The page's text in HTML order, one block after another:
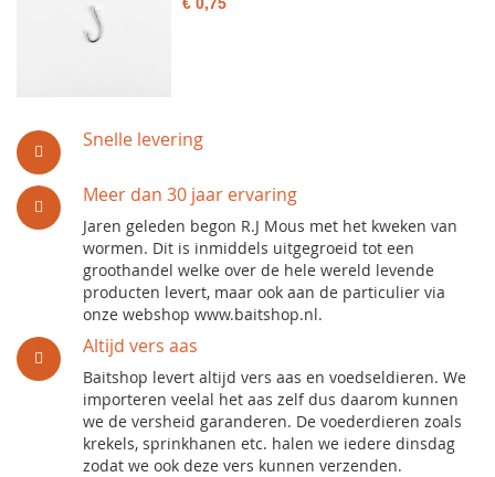
Snelle levering
Meer dan 30 jaar ervaring
Jaren geleden begon R.J Mous met het kweken van
wormen. Dit is inmiddels uitgegroeid tot een
groothandel welke over de hele wereld levende
producten levert, maar ook aan de particulier via
onze webshop www.baitshop.nl.
Altijd vers aas
Baitshop levert altijd vers aas en voedseldieren. We
importeren veelal het aas zelf dus daarom kunnen
we de versheid garanderen. De voederdieren zoals
krekels, sprinkhanen etc. halen we iedere dinsdag
zodat we ook deze vers kunnen verzenden.